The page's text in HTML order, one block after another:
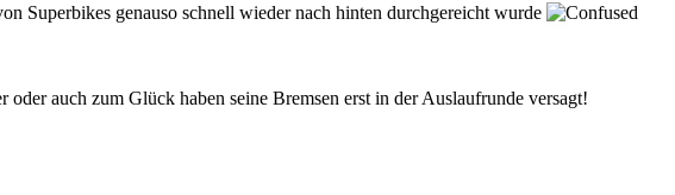
Superbikes genauso schnell wieder nach hinten durchgereicht wurde
auch zum Glück haben seine Bremsen erst in der Auslaufrunde versagt!